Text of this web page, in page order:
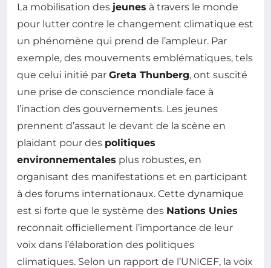
La mobilisation des jeunes à travers le monde
pour lutter contre le changement climatique est
un phénomène qui prend de l’ampleur. Par
exemple, des mouvements emblématiques, tels
que celui initié par Greta Thunberg, ont suscité
une prise de conscience mondiale face à
l’inaction des gouvernements. Les jeunes
prennent d’assaut le devant de la scène en
plaidant pour des politiques
environnementales plus robustes, en
organisant des manifestations et en participant
à des forums internationaux. Cette dynamique
est si forte que le système des Nations Unies
reconnait officiellement l’importance de leur
voix dans l’élaboration des politiques
climatiques. Selon un rapport de l’UNICEF, la voix